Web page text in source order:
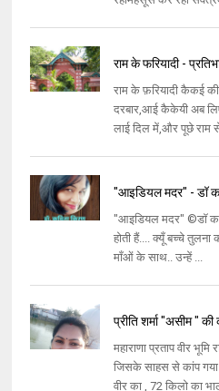
राम के फरियादी -
राम के फ़रियादी कैकई
दरबार,आई कैकेयी अब
लाई दिल में,और पूछे राम
"आइडियल मदर" - डॉ
"आइडियल मदर" ©डॉ
होती हैं.... क्यूँ बच्चे
माँओं के साथ.. उन्हें ...
प्रीति शर्मा "असीम " की
महाराणा प्रताप वीर भूमि
जिसके साहस से कांप
वीर का , 72 किलो का